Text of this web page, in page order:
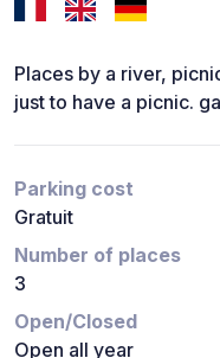
Places by a river,
just to have a picnic.
Parking cost
Gratuit
Number of places
3
Open/Closed
Open all year